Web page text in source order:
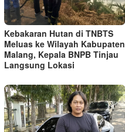
Kebakaran Hutan di TNBTS
Meluas ke Wilayah Kabupaten
Malang, Kepala BNPB Tinjau
Langsung Lokasi